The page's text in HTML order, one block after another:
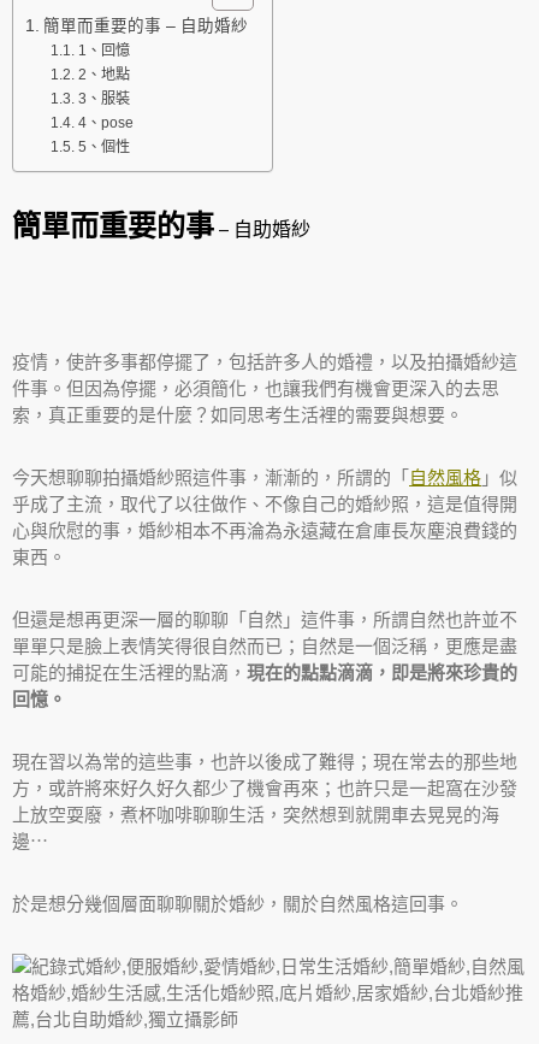
簡單而重要的事 – 自助婚紗
1、回憶
2、地點
3、服裝
4、pose
5、個性
簡單而重要的事 – 自助婚紗
疫情，使許多事都停擺了，包括許多人的婚禮，以及拍攝婚紗這
件事。但因為停擺，必須簡化，也讓我們有機會更深入的去思
索，真正重要的是什麼？如同思考生活裡的需要與想要。
今天想聊聊拍攝婚紗照這件事，漸漸的，所謂的「 自然風格 」似
乎成了主流，取代了以往做作、不像自己的婚紗照，這是值得開
心與欣慰的事，婚紗相本不再淪為永遠藏在倉庫長灰塵浪費錢的
東西。
但還是想再更深一層的聊聊「自然」這件事，所謂自然也許並不
單單只是臉上表情笑得很自然而已；自然是一個泛稱，更應是盡
可能的捕捉在生活裡的點滴， 現在的點點滴滴，即是將來珍貴的
回憶。
現在習以為常的這些事，也許以後成了難得；現在常去的那些地
方，或許將來好久好久都少了機會再來；也許只是一起窩在沙發
上放空耍廢，煮杯咖啡聊聊生活，突然想到就開車去晃晃的海
邊⋯
於是想分幾個層面聊聊關於婚紗，關於自然風格這回事。